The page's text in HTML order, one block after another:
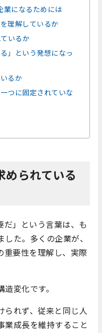
業になるためには
理解しているか
いるか
」という発想になっ
るか
つに固定されていな
められている
」という言葉は、も
た。多くの企業が、
重要性を理解し、実際
変化です。
られず、従来と同じ人
業成長を維持すること